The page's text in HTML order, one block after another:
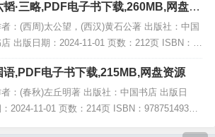
介 此...
韬·三略,PDF电子书下载,260MB,网盘资
：(西周)太公望，(西汉)黄石公著 出版社：中国
出版日期：2024-11-01 页数：212页 ISBN：9
电子书大小：260MB [高清扫描版P
格式]...
语,PDF电子书下载,215MB,网盘资源
：(春秋)左丘明著 出版社：中国书店 出版日
2024-11-01 页数：214页 ISBN：97875149343